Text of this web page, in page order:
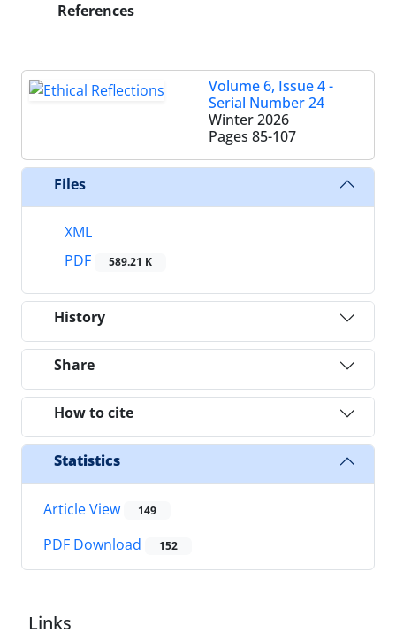
References
Volume 6, Issue 4 -
Serial Number 24
Winter 2026
Pages 85-107
Files
XML
PDF
589.21 K
History
Share
How to cite
Statistics
Article View 149
PDF Download 152
Links